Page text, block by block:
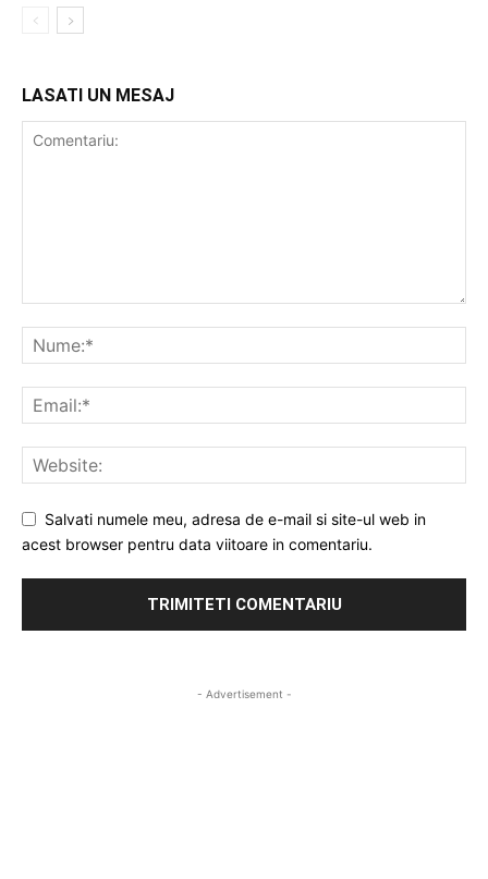
LASATI UN MESAJ
Salvati numele meu, adresa de e-mail si site-ul web in
acest browser pentru data viitoare in comentariu.
- Advertisement -